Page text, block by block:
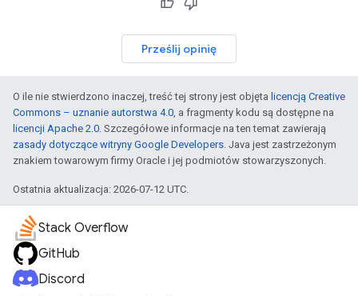
Prześlij opinię
O ile nie stwierdzono inaczej, treść tej strony jest objęta licencją Creative
Commons – uznanie autorstwa 4.0, a fragmenty kodu są dostępne na
licencji Apache 2.0. Szczegółowe informacje na ten temat zawierają
zasady dotyczące witryny Google Developers. Java jest zastrzeżonym
znakiem towarowym firmy Oracle i jej podmiotów stowarzyszonych.
Ostatnia aktualizacja: 2026-07-12 UTC.
Stack Overflow
GitHub
Discord